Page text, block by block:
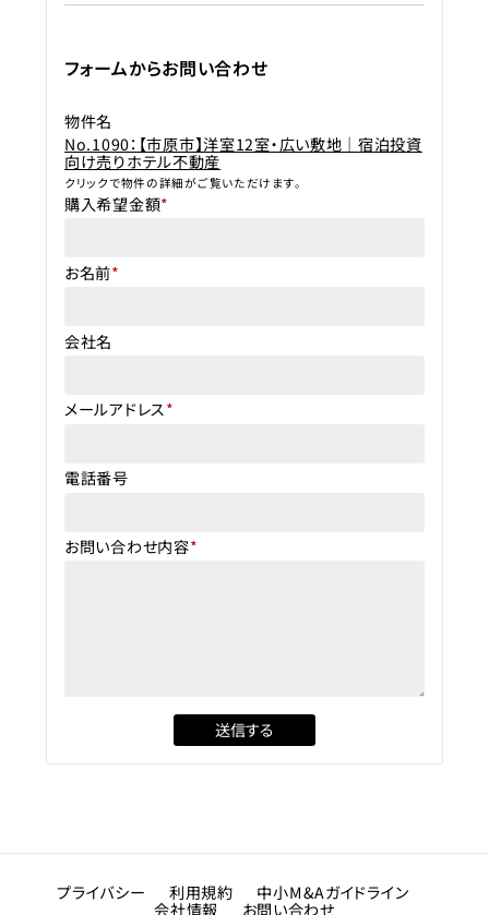
フォームからお問い合わせ
物件名
No.1090：【市原市】洋室12室・広い敷地｜宿泊投資
向け売りホテル不動産
クリックで物件の詳細がご覧いただけます。
購入希望金額*
お名前*
会社名
メールアドレス*
電話番号
お問い合わせ内容*
プライバシー 利用規約
中小M&Aガイドライン
会社情報
お問い合わせ